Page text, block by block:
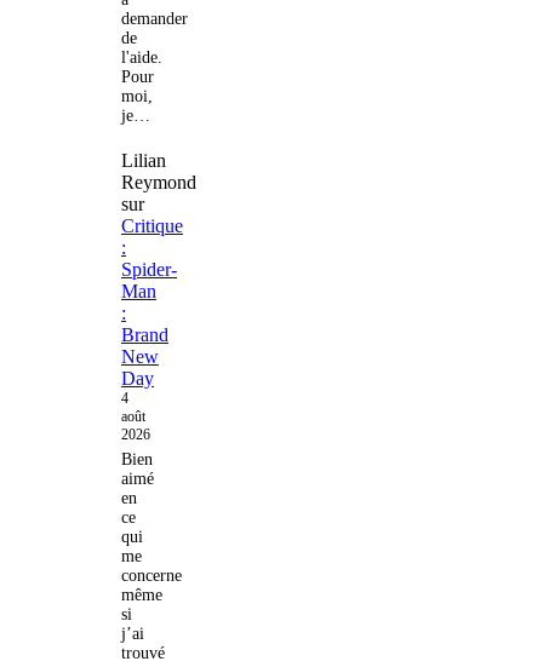
demander
de
l'aide.
Pour
moi,
je…
Lilian
Reymond
sur
Critique
:
Spider-
Man
:
Brand
New
Day
4
août
2026
Bien
aimé
en
ce
qui
me
concerne
même
si
j’ai
trouvé